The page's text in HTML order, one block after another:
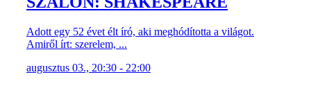
Adott egy 52 évet élt író, aki meghódította a világot.
Amiről írt: szerelem, ...
augusztus 03., 20:30 - 22:00